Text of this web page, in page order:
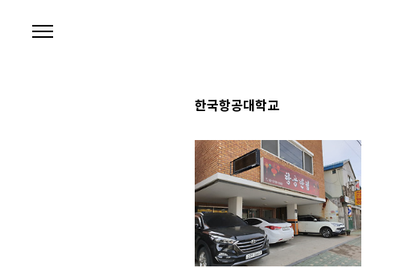
한국항공대학교